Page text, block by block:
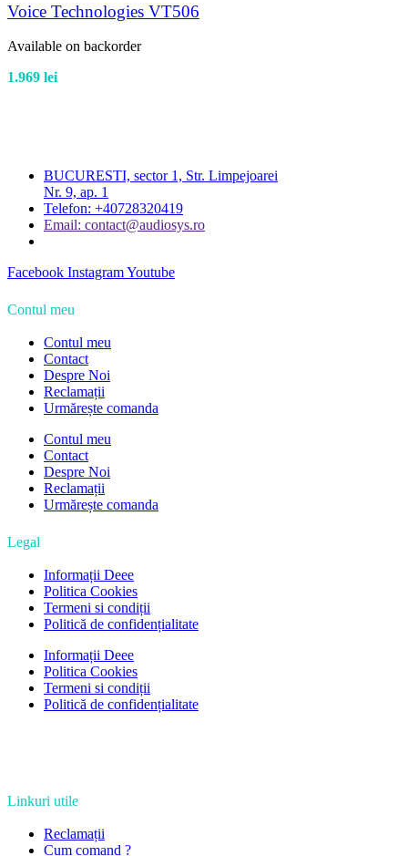
Voice Technologies VT506
Available on backorder
1.969 lei
BUCURESTI, sector 1, Str. Limpejoarei
Nr. 9, ap. 1
Telefon: +40728320419
Email: contact@audiosys.ro
Facebook InstagramYoutube
Contul meu
Contul meu
Contact
Despre Noi
Reclamații
Urmărește comanda
Contul meu
Contact
Despre Noi
Reclamații
Urmărește comanda
Legal
Informații Deee
Politica Cookies
Termeni si condiții
Politică de confidențialitate
Informații Deee
Politica Cookies
Termeni si condiții
Politică de confidențialitate
Linkuri utile
Reclamații
Cum comand ?